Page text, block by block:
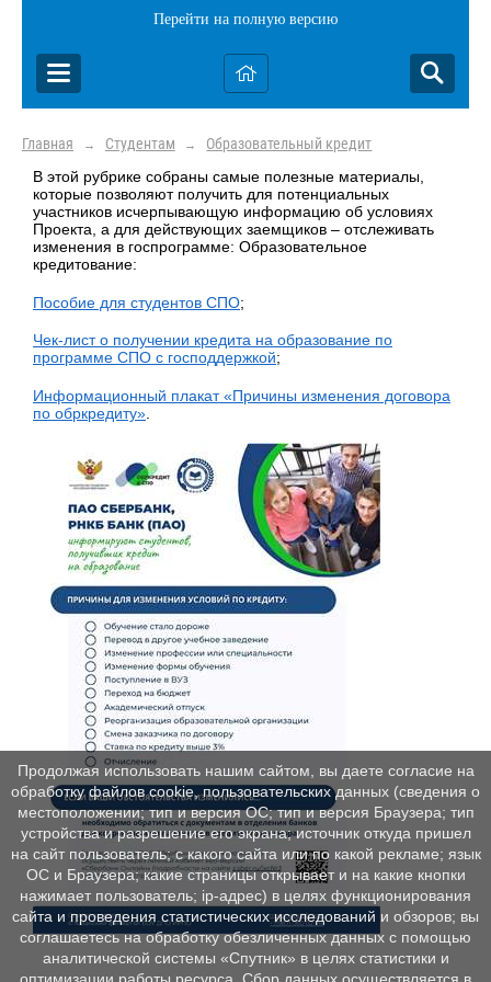
Перейти на полную версию
Главная → Студентам → Образовательный кредит
В этой рубрике собраны самые полезные материалы,
которые позволяют получить для потенциальных
участников исчерпывающую информацию об условиях
Проекта, а для действующих заемщиков – отслеживать
изменения в госпрограмме: Образовательное
кредитование:
Пособие для студентов СПО;
Чек-лист о получении кредита на образование по
программе СПО с господдержкой;
Информационный плакат «Причины изменения договора
по обркредиту»
Продолжая использовать нашим сайтом, вы даете согласие на
обработку файлов cookie, пользовательских данных (сведения о
местоположении; тип и версия ОС; тип и версия Браузера; тип
устройства и разрешение его экрана; источник откуда пришел
на сайт пользователь; с какого сайта или по какой рекламе; язык
ОС и Браузера; какие страницы открывает и на какие кнопки
нажимает пользователь; ip-адрес) в целях функционирования
сайта и проведения статистических исследований и обзоров; вы
соглашаетесь на обработку обезличенных данных с помощью
аналитической системы «Спутник» в целях статистики и